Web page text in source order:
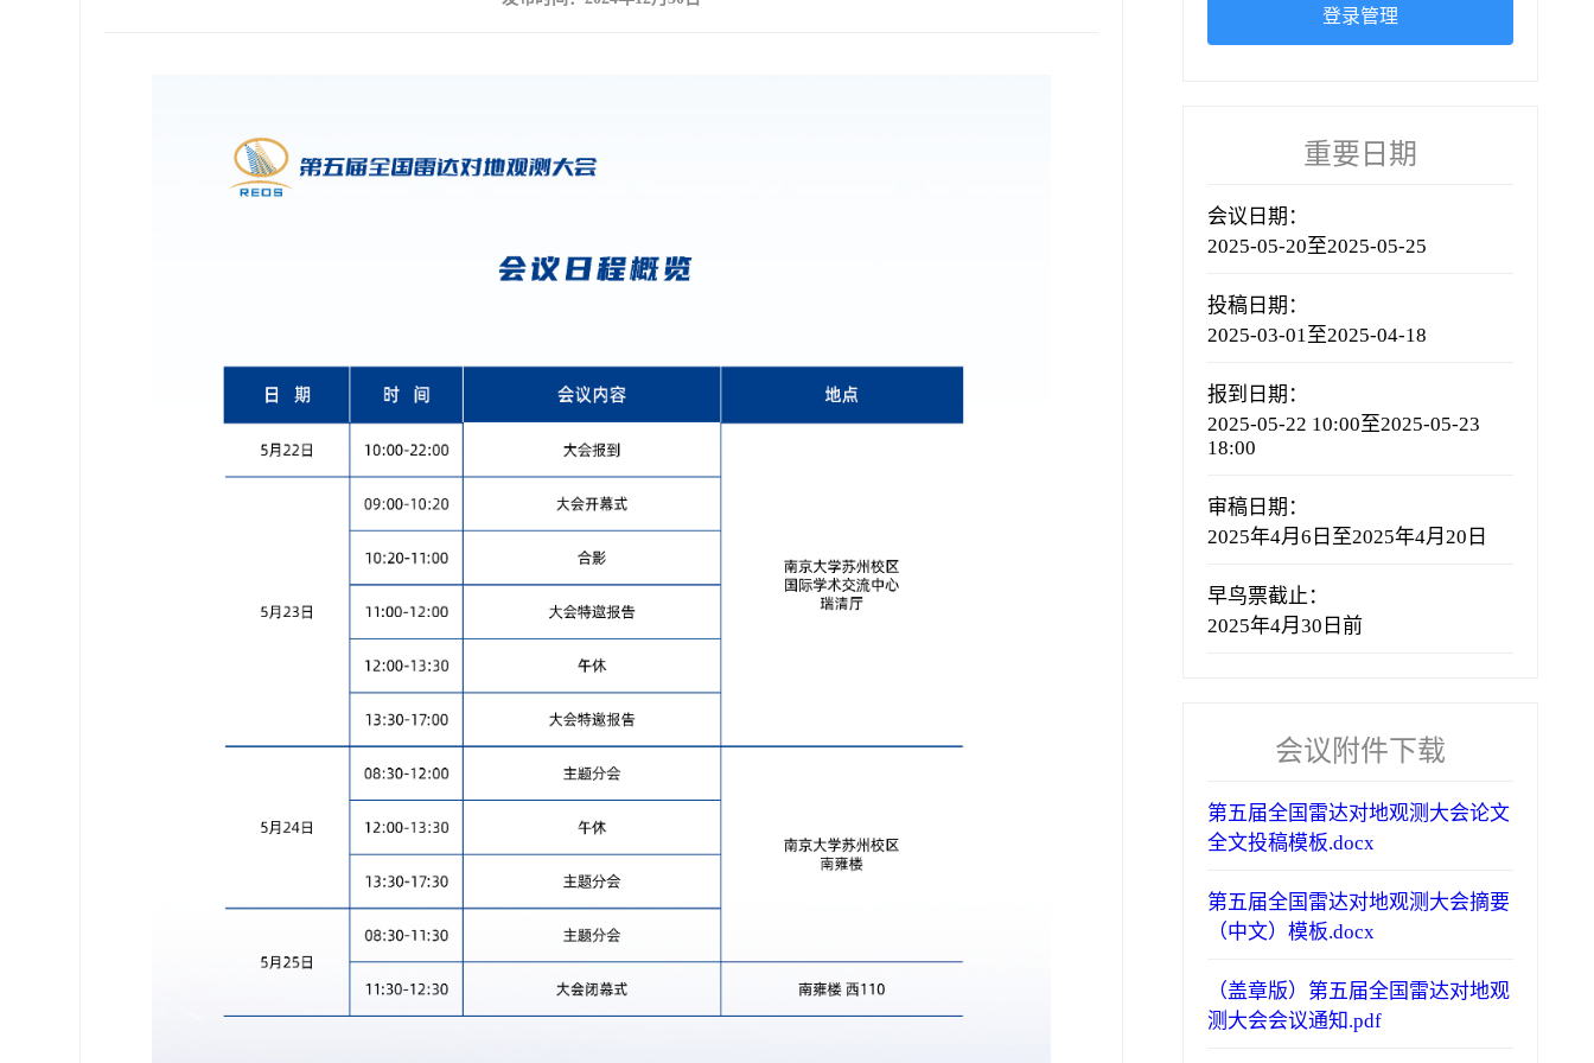
登录管理
重要日期
会议日期：
2025-05-20至2025-05-25
投稿日期：
2025-03-01至2025-04-18
报到日期：
2025-05-22 10:00至2025-05-23
18:00
审稿日期：
2025年4月6日至2025年4月20日
早鸟票截止：
2025年4月30日前
会议附件下载
第五届全国雷达对地观测大会论文
全文投稿模板.docx
第五届全国雷达对地观测大会摘要
（中文）模板.docx
（盖章版）第五届全国雷达对地观
测大会会议通知.pdf